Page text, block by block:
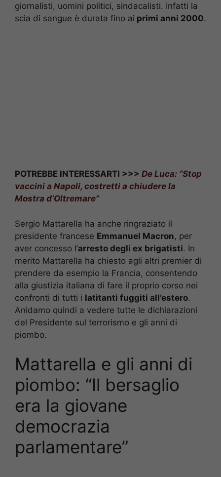
giornalisti, uomini politici, sindacalisti. Infatti la
scia di sangue è durata fino ai primi anni 2000.
POTREBBE INTERESSARTI >>> De Luca: “Stop
vaccini a Napoli, costretti a chiudere la
Mostra d’Oltremare”
Sergio Mattarella ha anche ringraziato il
presidente francese Emmanuel Macron, per
aver concesso l’arresto degli ex brigatisti. In
merito Mattarella ha chiesto agli altri premier di
prendere da esempio la Francia, consentendo
alla giustizia italiana di fare il proprio corso nei
confronti di tutti i latitanti fuggiti all’estero.
Anidamo quindi a vedere tutte le dichiarazioni
del Presidente sul terrorismo e gli anni di
piombo.
Mattarella e gli anni di
piombo: “Il bersaglio
era la giovane
democrazia
parlamentare”